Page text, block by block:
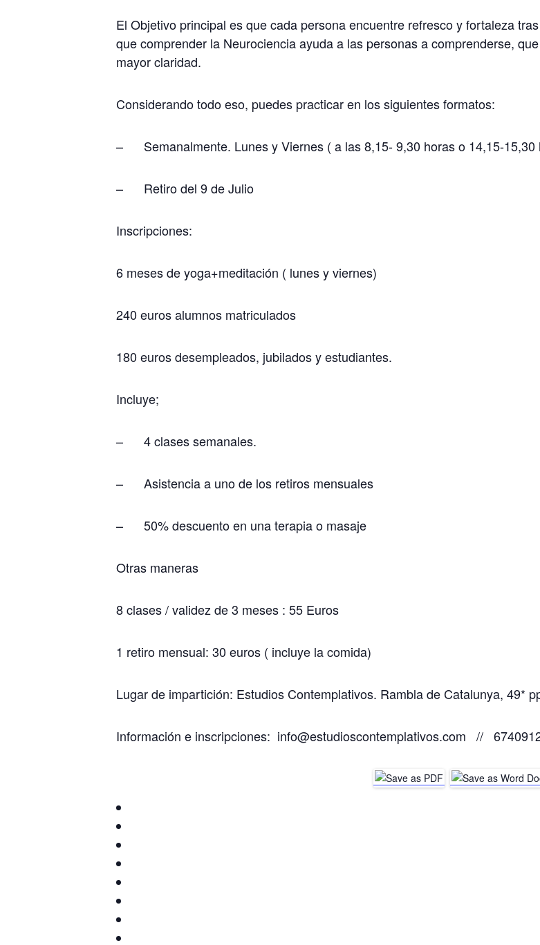
El Objetivo principal es que cada persona encuentre refresco y fortaleza
que comprender la Neurociencia ayuda a las personas a comprenderse,
mayor claridad.
Considerando todo eso, puedes practicar en los siguientes formatos:
– Semanalmente. Lunes y Viernes ( a las 8,15- 9,30 horas o 14,15-15,30
– Retiro del 9 de Julio
Inscripciones:
6 meses de yoga+meditación ( lunes y viernes)
240 euros alumnos matriculados
180 euros desempleados, jubilados y estudiantes.
Incluye;
– 4 clases semanales.
– Asistencia a uno de los retiros mensuales
– 50% descuento en una terapia o masaje
Otras maneras
8 clases / validez de 3 meses : 55 Euros
1 retiro mensual: 30 euros ( incluye la comida)
Lugar de impartición: Estudios Contemplativos. Rambla de Catalunya, 49*
Información e inscripciones: info@estudioscontemplativos.com //